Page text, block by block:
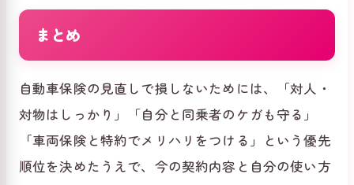
まとめ
自動車保険の見直しで損しないためには、「対人・
対物はしっかり」「自分と同乗者のケガも守る」
「車両保険と特約でメリハリをつける」という優先
順位を決めたうえで、今の契約内容と自分の使い方